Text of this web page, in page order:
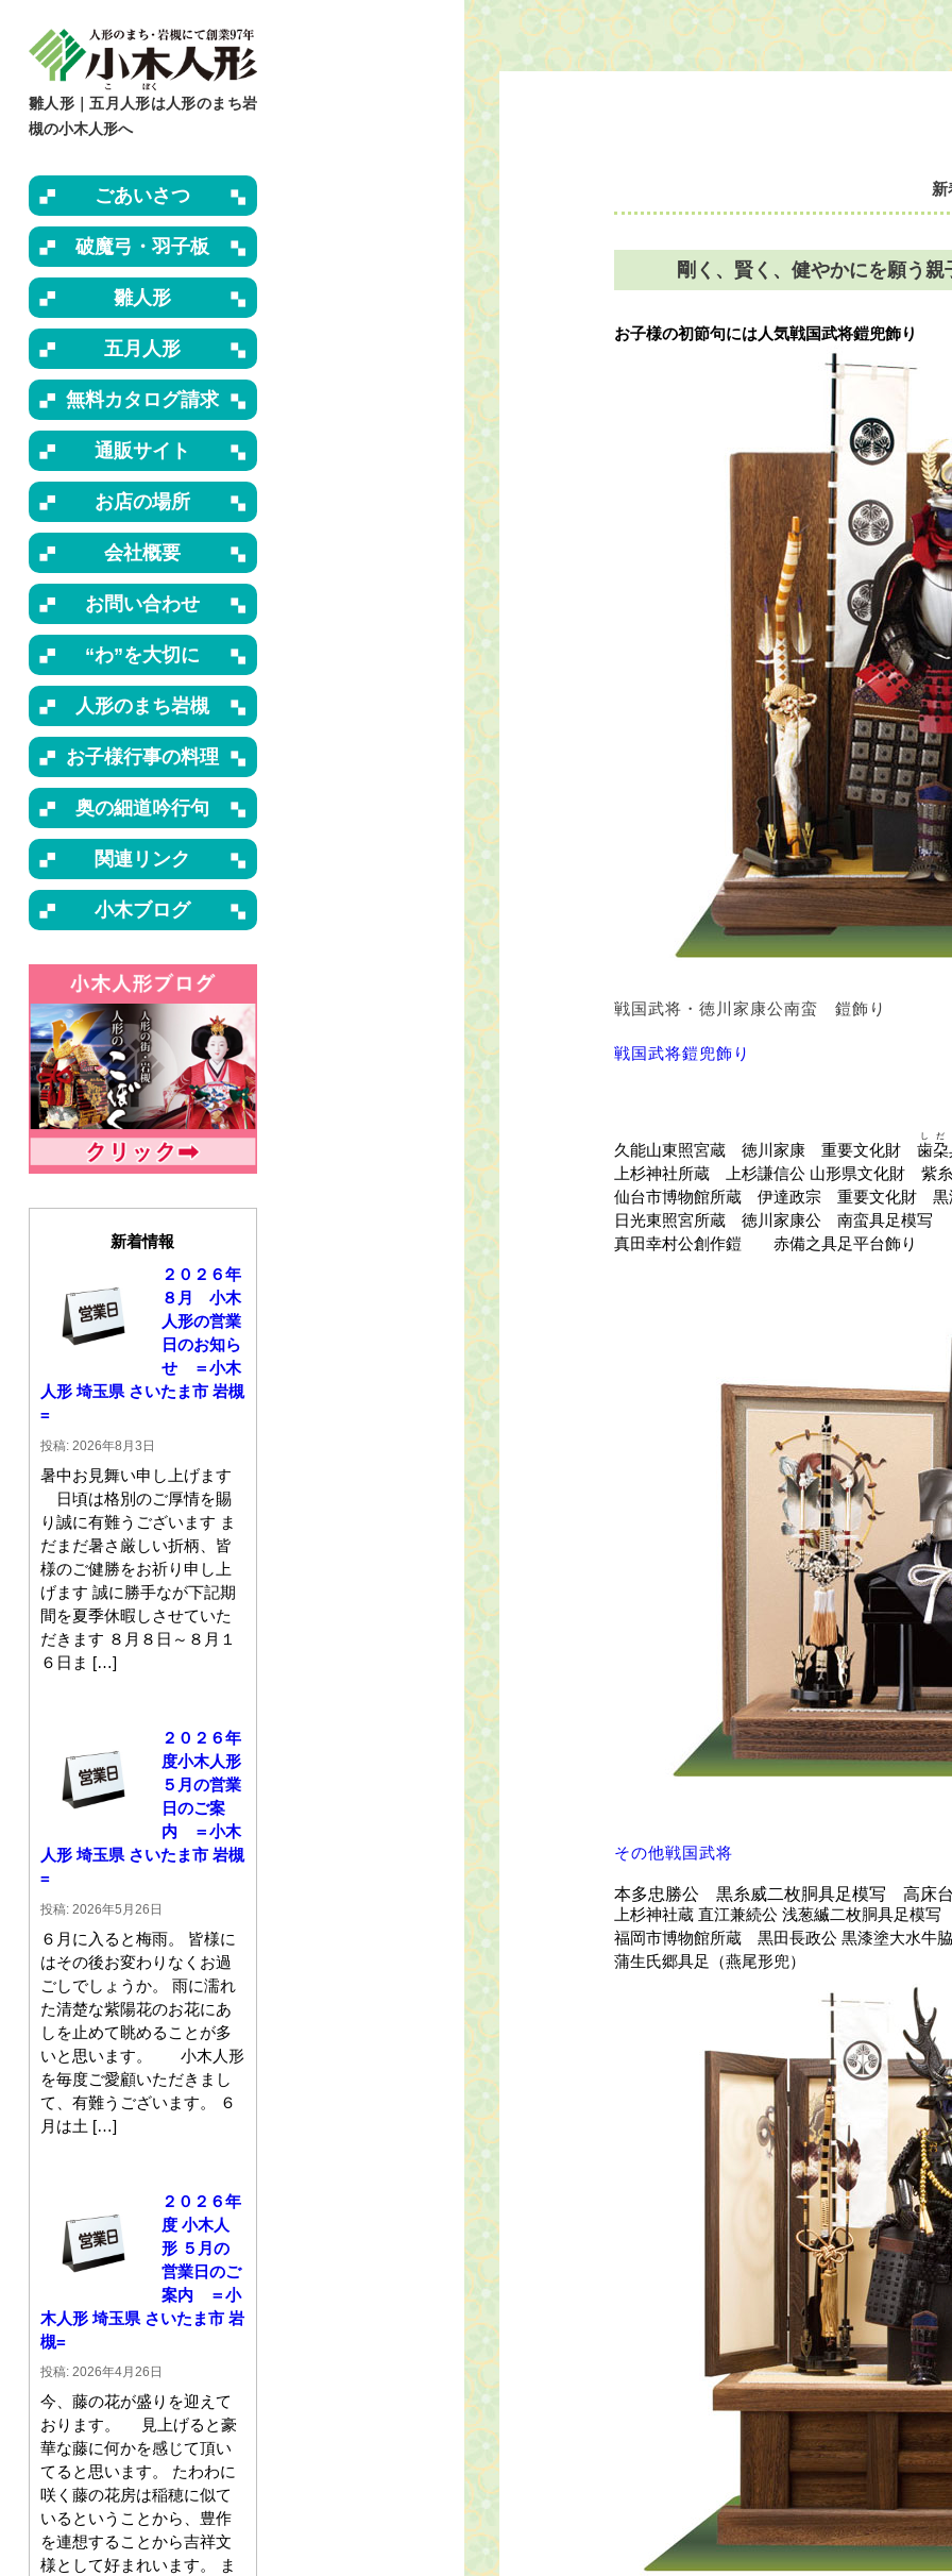
雛人形｜五月人形は人形のまち岩
槻の小木人形へ
ごあいさつ
破魔弓・羽子板
雛人形
五月人形
無料カタログ請求
通販サイト
お店の場所
会社概要
お問い合わせ
“わ”を大切に
人形のまち岩槻
お子様行事の料理
奥の細道吟行句
関連リンク
小木ブログ
新着情報
２０２６年
８月 小木
人形の営業
日のお知ら
せ ＝小木
人形 埼玉県 さいたま市 岩槻
=
投稿: 2026年8月3日
暑中お見舞い申し上げます
日頃は格別のご厚情を賜
り誠に有難うございます ま
だまだ暑さ厳しい折柄、皆
様のご健勝をお祈り申し上
げます 誠に勝手なが下記期
間を夏季休暇しさせていた
だきます ８月８日～８月１
６日ま […]
２０２６年
度小木人形
５月の営業
日のご案
内 ＝小木
人形 埼玉県 さいたま市 岩槻
=
投稿: 2026年5月26日
６月に入ると梅雨。 皆様に
はその後お変わりなくお過
ごしでしょうか。 雨に濡れ
た清楚な紫陽花のお花にあ
しを止めて眺めることが多
いと思います。 小木人形
を毎度ご愛顧いただきまし
て、有難うございます。 ６
月は土 […]
２０２６年
度 小木人
形 ５月の
営業日のご
案内 ＝小
木人形 埼玉県 さいたま市 岩
槻=
投稿: 2026年4月26日
今、藤の花が盛りを迎えて
おります。 見上げると豪
華な藤に何かを感じて頂い
てると思います。 たわわに
咲く藤の花房は稲穂に似て
いるということから、豊作
を連想することから吉祥文
様として好まれいます。 ま
新
剛く、賢く、健やかにを願う
お子様の初節句には人気戦国武将鎧兜飾り
戦国武将・徳川家康公南蛮 鎧飾り
戦国武将鎧兜飾り
久能山東照宮蔵 徳川家康 重要文化財 歯朶
しだ
上杉神社所蔵 上杉謙信公 山形県文化財 紫
仙台市博物館所蔵 伊達政宗 重要文化財 黒
日光東照宮所蔵 徳川家康公 南蛮具足模写
真田幸村公創作鎧 赤備之具足平台飾り
その他戦国武将
本多忠勝公 黒糸威二枚胴具足模写 高床
上杉神社蔵 直江兼続公 浅葱縅二枚胴具足模写
福岡市博物館所蔵 黒田長政公 黒漆塗大水牛
蒲生氏郷具足（燕尾形兜）